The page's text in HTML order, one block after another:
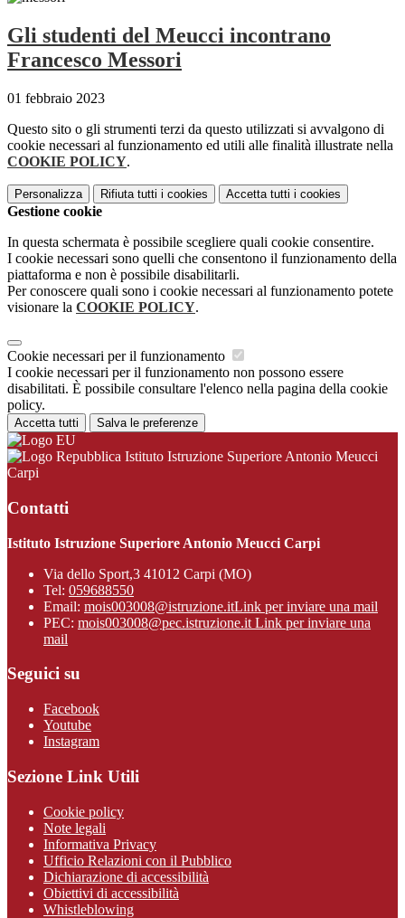
Gli studenti del Meucci incontrano
Francesco Messori
01 febbraio 2023
Questo sito o gli strumenti terzi da questo utilizzati si avvalgono di
cookie necessari al funzionamento ed utili alle finalità illustrate nella
COOKIE POLICY.
Personalizza Rifiuta tutti i cookies Accetta tutti i cookies
Gestione cookie
In questa schermata è possibile scegliere quali cookie consentire.
I cookie necessari sono quelli che consentono il funzionamento della
piattaforma e non è possibile disabilitarli.
Per conoscere quali sono i cookie necessari al funzionamento potete
visionare la COOKIE POLICY.
Cookie necessari per il funzionamento
I cookie necessari per il funzionamento non possono essere
disabilitati. È possibile consultare l'elenco nella pagina della cookie
policy.
Accetta tutti Salva le preferenze
Istituto Istruzione Superiore Antonio Meucci
Carpi
Contatti
Istituto Istruzione Superiore Antonio Meucci Carpi
Via dello Sport,3 41012 Carpi (MO)
Tel: 059688550
Email: mois003008@istruzione.itLink per inviare una mail
PEC: mois003008@pec.istruzione.it Link per inviare una
mail
Seguici su
Facebook
Youtube
Instagram
Sezione Link Utili
Cookie policy
Note legali
Informativa Privacy
Ufficio Relazioni con il Pubblico
Dichiarazione di accessibilità
Obiettivi di accessibilità
Whistleblowing